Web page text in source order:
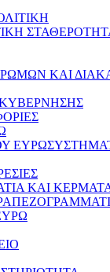
ΚΑΙ
ΚΥΒΕΡΝΗΣΗΣ
ΚΑΙ